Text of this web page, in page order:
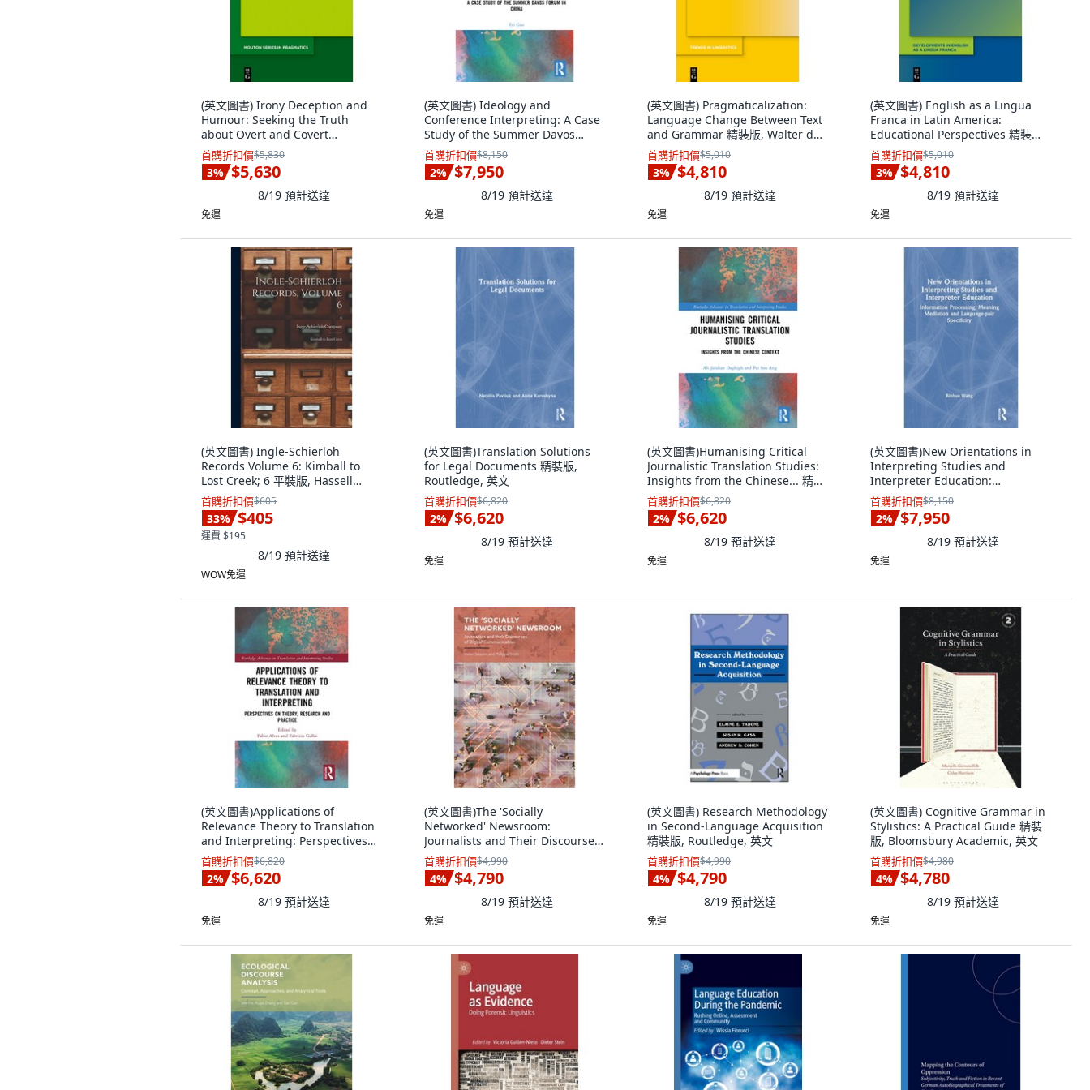
(英文圖書) Irony Deception and
Humour: Seeking the Truth
about Overt and Covert
Untruthfulness 精裝版, Walter de
Gruyter, 英文
首購折扣價$5,830
3% $5,630
8/19 預計送達
免運
(英文圖書) Ideology and
Conference Interpreting: A Case
Study of the Summer Davos
Forum in China 精裝版,
Routledge, 英文
首購折扣價$8,150
2% $7,950
8/19 預計送達
免運
(英文圖書) Pragmaticalization:
Language Change Between Text
and Grammar 精裝版, Walter de
Gruyter, 英文
首購折扣價$5,010
3% $4,810
8/19 預計送達
免運
(英文圖書) English as a Lingua
Franca in Latin America:
Educational Perspectives 精裝版,
Walter de Gruyter, 英文
首購折扣價$5,010
3% $4,810
8/19 預計送達
免運
(英文圖書) Ingle-Schierloh
Records Volume 6: Kimball to
Lost Creek; 6 平裝版, Hassell
Street Press, 英文
首購折扣價$605
33% $405
運費 $195
8/19 預計送達
WOW免運
(英文圖書)Translation Solutions
for Legal Documents 精裝版,
Routledge, 英文
首購折扣價$6,820
2% $6,620
8/19 預計送達
免運
(英文圖書)Humanising Critical
Journalistic Translation Studies:
Insights from the Chinese... 精裝
版, Routledge, 英文
首購折扣價$6,820
2% $6,620
8/19 預計送達
免運
(英文圖書)New Orientations in
Interpreting Studies and
Interpreter Education:
Information... 精裝版, Routledge,
英文
首購折扣價$8,150
2% $7,950
8/19 預計送達
免運
(英文圖書)Applications of
Relevance Theory to Translation
and Interpreting: Perspectives
o... 精裝版, Routledge, 英文
首購折扣價$6,820
2% $6,620
8/19 預計送達
免運
(英文圖書)The 'Socially
Networked' Newsroom:
Journalists and Their Discourses
of Digital C... 精裝版, Bloomsbury
Academic, 英文
首購折扣價$4,990
4% $4,790
8/19 預計送達
免運
(英文圖書) Research Methodology
in Second-Language Acquisition
精裝版, Routledge, 英文
首購折扣價$4,990
4% $4,790
8/19 預計送達
免運
(英文圖書) Cognitive Grammar in
Stylistics: A Practical Guide 精裝
版, Bloomsbury Academic, 英文
首購折扣價$4,980
4% $4,780
8/19 預計送達
免運